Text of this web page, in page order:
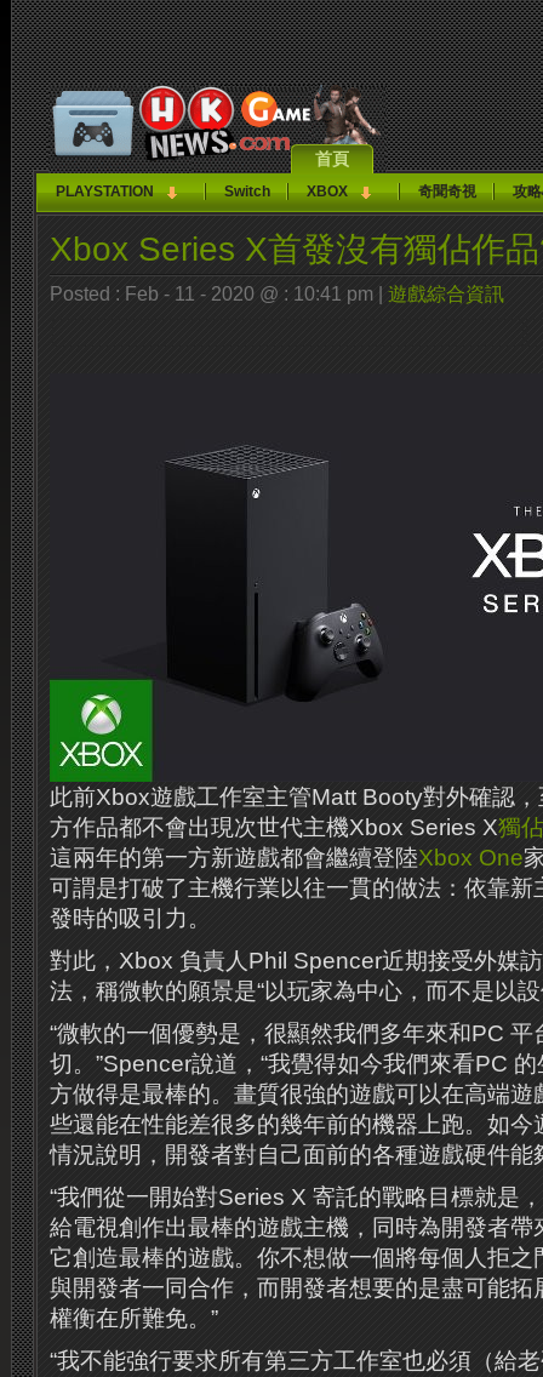
首頁
PLAYSTATION Switch XBOX 奇聞奇視 攻
Xbox Series X首發沒有獨佔作
Posted : Feb - 11 - 2020 @ : 10:41 pm | 遊戲綜合資訊
此前Xbox遊戲工作室主管Matt Booty對外確認
方作品都不會出現次世代主機Xbox Series X獨佔
這兩年的第一方新遊戲都會繼續登陸Xbox One
可謂是打破了主機行業以往一貫的做法：依靠新
發時的吸引力。
對此，Xbox 負責人Phil Spencer近期接受外媒
法，稱微軟的願景是“以玩家為中心，而不是以
“微軟的一個優勢是，很顯然我們多年來和PC 平
切。”Spencer說道，“我覺得如今我們來看PC
方做得是最棒的。畫質很強的遊戲可以在高端
些還能在性能差很多的幾年前的機器上跑。如今
情況說明，開發者對自己面前的各種遊戲硬件能
“我們從一開始對Series X 寄託的戰略目標就是
給電視創作出最棒的遊戲主機，同時為開發者帶
它創造最棒的遊戲。你不想做一個將每個人拒之
與開發者一同合作，而開發者想要的是盡可能拓
權衡在所難免。”
“我不能強行要求所有第三方工作室也必須（給